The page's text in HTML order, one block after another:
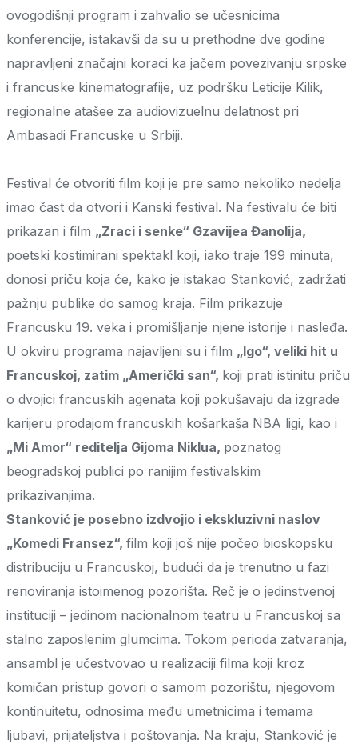
ovogodišnji program i zahvalio se učesnicima
konferencije, istakavši da su u prethodne dve godine
napravljeni značajni koraci ka jačem povezivanju srpske
i francuske kinematografije, uz podršku Leticije Kilik,
regionalne atašee za audiovizuelnu delatnost pri
Ambasadi Francuske u Srbiji.
Festival će otvoriti film koji je pre samo nekoliko nedelja
imao čast da otvori i Kanski festival. Na festivalu će biti
prikazan i film „Zraci i senke“ Gzavijea Đanolija,
poetski kostimirani spektakl koji, iako traje 199 minuta,
donosi priču koja će, kako je istakao Stanković, zadržati
pažnju publike do samog kraja. Film prikazuje
Francusku 19. veka i promišljanje njene istorije i nasleđa.
U okviru programa najavljeni su i film „Igo“, veliki hit u
Francuskoj, zatim „Američki san“, koji prati istinitu priču
o dvojici francuskih agenata koji pokušavaju da izgrade
karijeru prodajom francuskih košarkaša NBA ligi, kao i
„Mi Amor“ reditelja Gijoma Niklua, poznatog
beogradskoj publici po ranijim festivalskim
prikazivanjima.
Stanković je posebno izdvojio i ekskluzivni naslov
„Komedi Fransez“, film koji još nije počeo bioskopsku
distribuciju u Francuskoj, budući da je trenutno u fazi
renoviranja istoimenog pozorišta. Reč je o jedinstvenoj
instituciji – jedinom nacionalnom teatru u Francuskoj sa
stalno zaposlenim glumcima. Tokom perioda zatvaranja,
ansambl je učestvovao u realizaciji filma koji kroz
komičan pristup govori o samom pozorištu, njegovom
kontinuitetu, odnosima među umetnicima i temama
ljubavi, prijateljstva i poštovanja. Na kraju, Stanković je